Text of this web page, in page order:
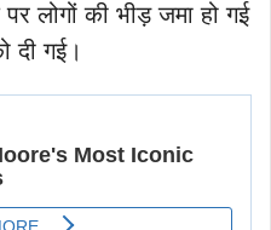
लोगों की भीड़ जमा हो गई
दी गई।